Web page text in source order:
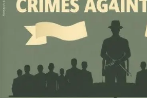
Opening https://ademilsoncs.adv.br/